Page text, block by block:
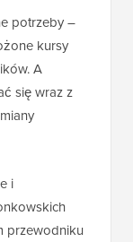
potrzeby –
kursy
A
się wraz z
i
przewodniku